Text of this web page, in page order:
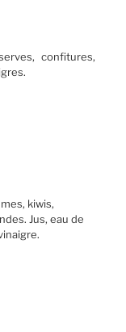
confitures,
kiwis,
Jus, eau de